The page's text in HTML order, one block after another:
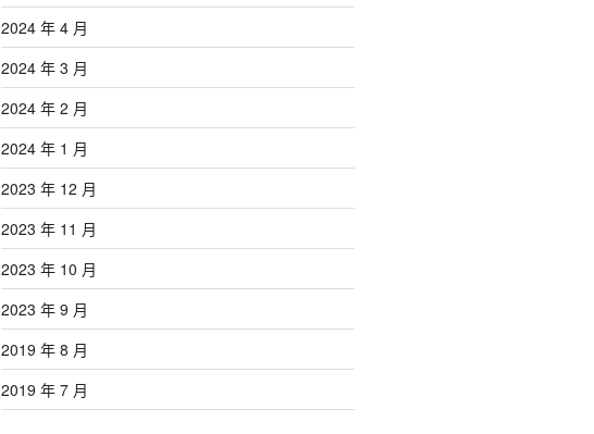
2024 年 4 月
2024 年 3 月
2024 年 2 月
2024 年 1 月
2023 年 12 月
2023 年 11 月
2023 年 10 月
2023 年 9 月
2019 年 8 月
2019 年 7 月